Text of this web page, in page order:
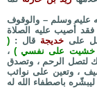
عليه وسلم – والوقوف
أُصيب عليه الصلاة
علىخديجةقال : (
خشيت على نفسي ) ،
إنك لتصل الرحم ، وتصدق
، وتعين على نوائب
ليبشّره باصطفاء الله له